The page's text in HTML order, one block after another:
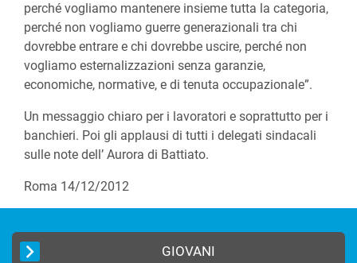
perché vogliamo mantenere insieme tutta la categoria,
perché non vogliamo guerre generazionali tra chi
dovrebbe entrare e chi dovrebbe uscire, perché non
vogliamo esternalizzazioni senza garanzie,
economiche, normative, e di tenuta occupazionale”.
Un messaggio chiaro per i lavoratori e soprattutto per i
banchieri. Poi gli applausi di tutti i delegati sindacali
sulle note dell’ Aurora di Battiato.
Roma 14/12/2012
GIOVANI